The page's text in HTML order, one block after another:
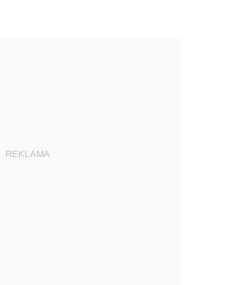
REKLAMA